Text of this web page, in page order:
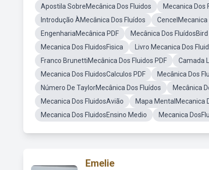
Apostila SobreMecânica Dos Fluidos
Mecanica Dos
Introdução ÀMecânica Dos Fluídos
CencelMecanica
EngenhariaMecânica PDF
Mecânica Dos FluídosBird
Mecanica Dos FluidosFisica
Livro Mecanica Dos
Franco BrunettiMecânica Dos Fluidos PDF
Camada
Mecanica Dos FluidosCalculos PDF
Mecânica Dos
Número De TaylorMecânica Dos Fluídos
Mecânica
Mecanica Dos FluidosAvião
Mapa MentalMecanica
Mecanica Dos FluidosEnsino Medio
Mecanica
Emelie